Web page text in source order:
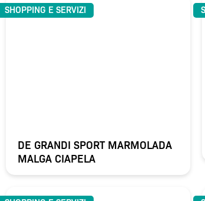
DE GRANDI SPORT MARMOLADA
MALGA CIAPELA
SHOPPING E SERVIZI